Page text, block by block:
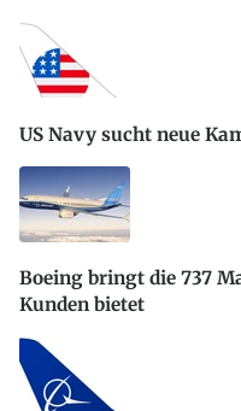
US Navy sucht neue
Boeing bringt die 737
Kunden bietet